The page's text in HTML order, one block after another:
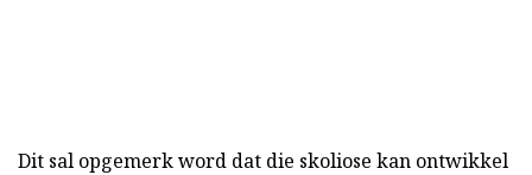
Dit sal opgemerk word dat die skoliose kan ontwikkel